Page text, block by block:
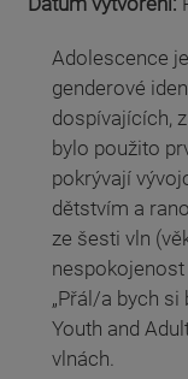
Adolescence
genderové
dospívajících,
bylo použito
pokrývají
dětstvím a
ze šesti vln
„Přál/a bych si
Youth and
vlnách.